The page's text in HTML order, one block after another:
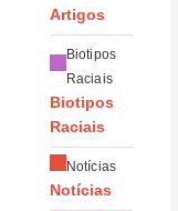
Artigos
Biotipos
Raciais
Biotipos
Raciais
Notícias
Notícias